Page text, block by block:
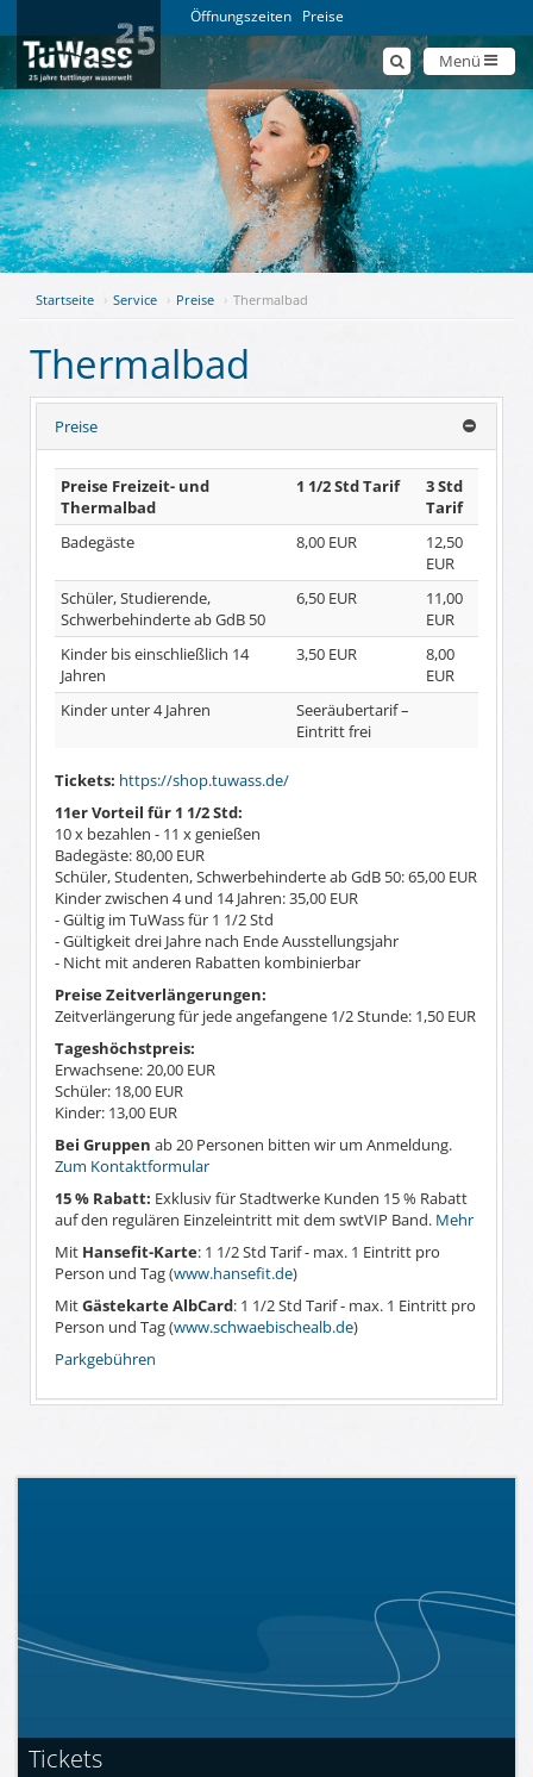
Öffnungszeiten Preise
Menü
Startseite Service Preise Thermalbad
Thermalbad
Preise
Preise Freizeit- und
Thermalbad
1 1/2 Std Tarif
3 Std
Tarif
Badegäste
8,00 EUR
12,50
EUR
Schüler, Studierende,
Schwerbehinderte ab GdB 50
6,50 EUR
11,00
EUR
Kinder bis einschließlich 14
Jahren
3,50 EUR
8,00
EUR
Kinder unter 4 Jahren
Seeräubertarif –
Eintritt frei
Tickets: https://shop.tuwass.de/
11er Vorteil für 1 1/2 Std:
10 x bezahlen - 11 x genießen
Badegäste: 80,00 EUR
Schüler, Studenten, Schwerbehinderte ab GdB 50: 65,00 EUR
Kinder zwischen 4 und 14 Jahren: 35,00 EUR
- Gültig im TuWass für 1 1/2 Std
- Gültigkeit drei Jahre nach Ende Ausstellungsjahr
- Nicht mit anderen Rabatten kombinierbar
Preise Zeitverlängerungen:
Zeitverlängerung für jede angefangene 1/2 Stunde: 1,50 EUR
Tageshöchstpreis:
Erwachsene: 20,00 EUR
Schüler: 18,00 EUR
Kinder: 13,00 EUR
Bei Gruppen ab 20 Personen bitten wir um Anmeldung.
Zum Kontaktformular
15 % Rabatt: Exklusiv für Stadtwerke Kunden 15 % Rabatt
auf den regulären Einzeleintritt mit dem swtVIP Band. Mehr
Mit Hansefit-Karte: 1 1/2 Std Tarif - max. 1 Eintritt pro
Person und Tag (www.hansefit.de)
MitGästekarte AlbCard: 1 1/2 Std Tarif - max. 1 Eintritt pro
Person und Tag (www.schwaebischealb.de)
Parkgebühren
Tickets